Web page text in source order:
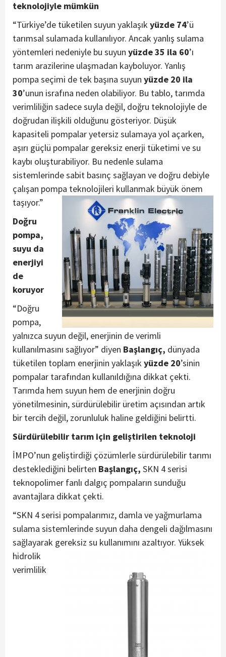
teknolojiyle mümkün
“Türkiye’de tüketilen suyun yaklaşık yüzde 74’ü
tarımsal sulamada kullanılıyor. Ancak yanlış sulama
yöntemleri nedeniyle bu suyun yüzde 35 ila 60’ı
tarım arazilerine ulaşmadan kayboluyor. Yanlış
pompa seçimi de tek başına suyun yüzde 20 ila
30’unun israfına neden olabiliyor. Bu tablo, tarımda
verimliliğin sadece suyla değil, doğru teknolojiyle de
doğrudan ilişkili olduğunu gösteriyor. Düşük
kapasiteli pompalar yetersiz sulamaya yol açarken,
aşırı güçlü pompalar gereksiz enerji tüketimi ve su
kaybı oluşturabiliyor. Bu nedenle sulama
sistemlerinde sabit basınç sağlayan ve doğru debiyle
çalışan pompa teknolojileri kullanmak büyük önem
taşıyor.”
Doğru
pompa,
suyu da
enerjiyi
de
koruyor
“Doğru
pompa,
yalnızca suyun değil, enerjinin de verimli
kullanılmasını sağlıyor” diyen Başlangıç, dünyada
tüketilen toplam enerjinin yaklaşık yüzde 20’sinin
pompalar tarafından kullanıldığına dikkat çekti.
Tarımda hem suyun hem de enerjinin doğru
yönetilmesinin, sürdürülebilir üretim açısından artık
bir tercih değil, zorunluluk haline geldiğini belirtti.
Sürdürülebilir tarım için geliştirilen teknoloji
İMPO’nun geliştirdiği çözümlerle sürdürülebilir tarımı
desteklediğini belirten Başlangıç, SKN 4 serisi
teknopolimer fanlı dalgıç pompaların sunduğu
avantajlara dikkat çekti.
“SKN 4 serisi pompalarımız, damla ve yağmurlama
sulama sistemlerinde suyun daha dengeli dağılmasını
sağlayarak gereksiz su kullanımını azaltıyor. Yüksek
hidrolik
verimlilik